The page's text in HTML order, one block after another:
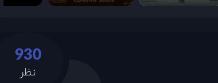
930
نظر